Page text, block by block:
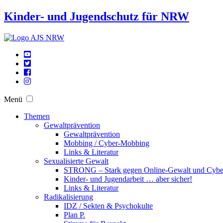
Kinder- und Jugendschutz für NRW
Menü
Themen
Gewaltprävention
Gewaltprävention
Mobbing / Cyber-Mobbing
Links & Literatur
Sexualisierte Gewalt
STRONG – Stark gegen Online-Gewalt und
Kinder- und Jugendarbeit … aber sicher!
Links & Literatur
Radikalisierung
IDZ / Sekten & Psychokulte
Plan P.